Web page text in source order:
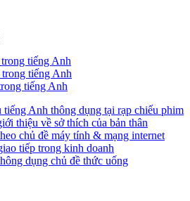
tiếng Anh
tiếng Anh
tiếng Anh
Anh thông dụng tại rạp chiếu phim
thiệu về sở thích của bản thân
chủ đề máy tính & mạng internet
tiếp trong kinh doanh
dụng chủ đề thức uống